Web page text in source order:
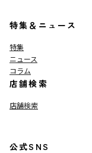
特集＆ニュース
特集
ニュース
コラム
店舗検索
店舗検索
公式SNS